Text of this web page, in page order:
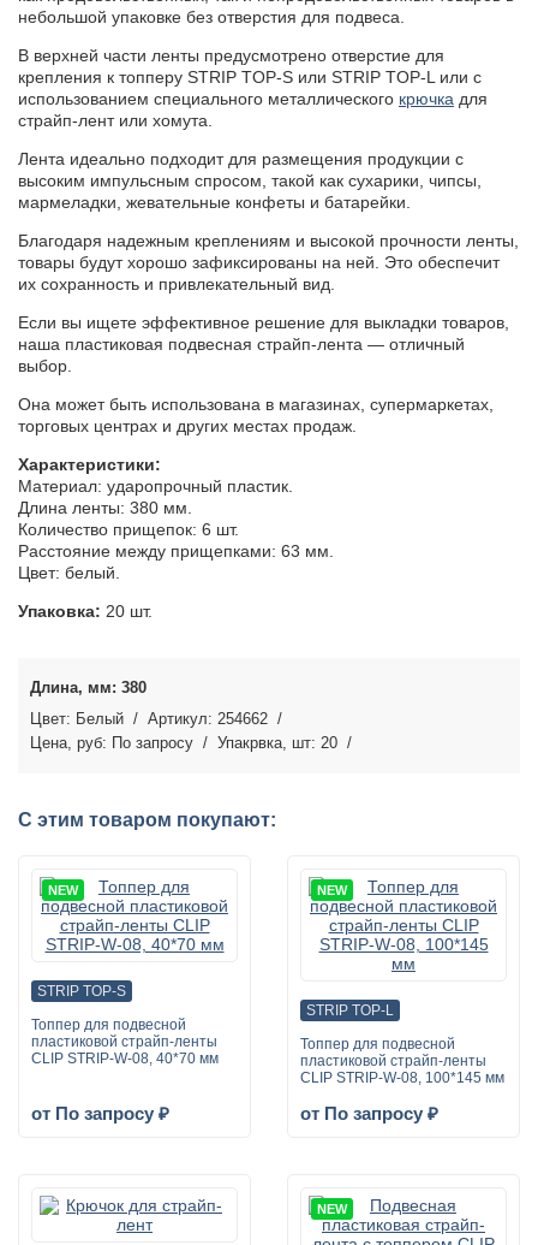
небольшой упаковке без отверстия для подвеса.
В верхней части ленты предусмотрено отверстие для
крепления к топперу STRIP TOP-S или STRIP TOP-L или с
использованием специального металлического крючка для
страйп-лент или хомута.
Лента идеально подходит для размещения продукции с
высоким импульсным спросом, такой как сухарики, чипсы,
мармеладки, жевательные конфеты и батарейки.
Благодаря надежным креплениям и высокой прочности ленты,
товары будут хорошо зафиксированы на ней. Это обеспечит
их сохранность и привлекательный вид.
Если вы ищете эффективное решение для выкладки товаров,
наша пластиковая подвесная страйп-лента — отличный
выбор.
Она может быть использована в магазинах, супермаркетах,
торговых центрах и других местах продаж.
Характеристики:
Материал: ударопрочный пластик.
Длина ленты: 380 мм.
Количество прищепок: 6 шт.
Расстояние между прищепками: 63 мм.
Цвет: белый.
Упаковка: 20 шт.
380
Белый
254662
По запросу
20
С этим товаром покупают:
NEW
STRIP TOP-S
Топпер для подвесной
пластиковой страйп-ленты
CLIP STRIP-W-08, 40*70 мм
от По запросу ₽
NEW
STRIP TOP-L
Топпер для подвесной
пластиковой страйп-ленты
CLIP STRIP-W-08, 100*145 мм
от По запросу ₽
NEW